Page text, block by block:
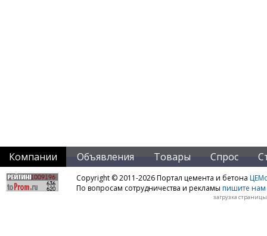
Компании Объявления Товары Спрос
Copyright © 2011-2026 Портал цемента и бетона
По вопросам сотрудничества и рекламы пишите нам
загрузка